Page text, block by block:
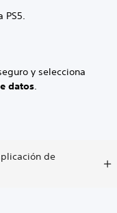
PS5.
y selecciona
datos.
de